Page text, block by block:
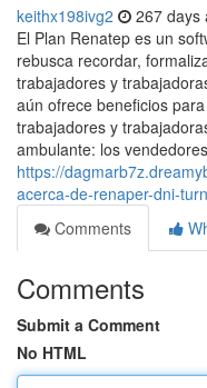
keithx198ivg2 267 days
El Plan Renatep es un
rebusca recordar,
trabajadores y
aún ofrece beneficios
trabajadores y
ambulante: los vendedores
https://
acerca-de-renaper-dni-
Comments
Comments
Submit a Comment
No HTML